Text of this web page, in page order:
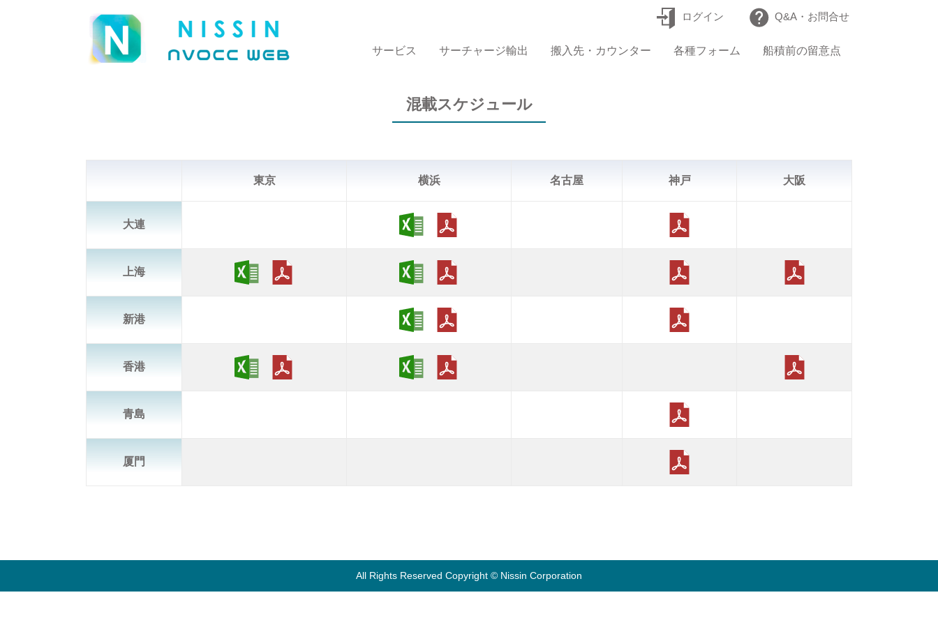
ログイン Q&A・お問合せ
サービス サーチャージ輸出 搬入先・カウンター 各種フォーム 船積前の留意点
混載スケジュール
東京 横浜 名古屋 神戸 大阪
大連
上海
新港
香港
青島
厦門
All Rights Reserved Copyright © Nissin Corporation